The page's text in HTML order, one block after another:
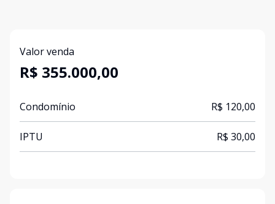
Valor venda
R$ 355.000,00
Condomínio R$ 120,00
IPTU R$ 30,00